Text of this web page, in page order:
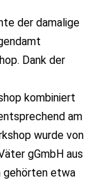
der damalige
Dank der
kombiniert
am
wurde von
gGmbH aus
gehörten etwa